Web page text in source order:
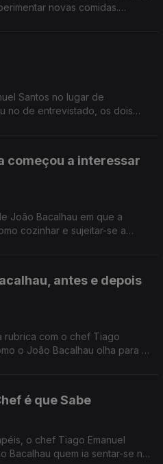
novas comidas.
Santos no lugar de
no de entrevistado, os dois
começou a interessar
João Bacalhau em que a
cozinhar e sujeitar-se a
antes e depois
rubrica com o chef Tiago
o João Bacalhau olha para a
é que Sabe
o chef Tiago Emanuel
Bacalhau quem ia sentar-se na